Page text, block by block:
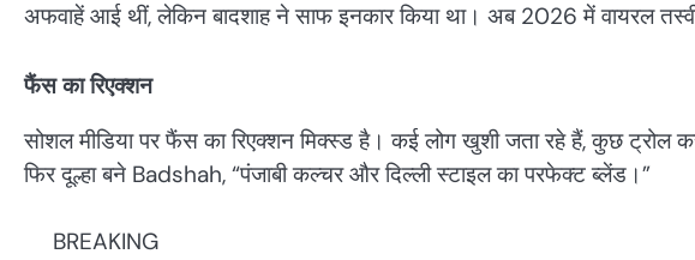
अफवाहें आई थीं, लेकिन बादशाह ने साफ इनकार किया था। अब 2026 में वायरल
फैंस का रिएक्शन
सोशल मीडिया पर फैंस का रिएक्शन मिक्स्ड है। कई लोग खुशी जता रहे हैं, कुछ ट्रोल
फिर दूल्हा बने Badshah, “पंजाबी कल्चर और दिल्ली स्टाइल का परफेक्ट ब्लेंड।”
BREAKING